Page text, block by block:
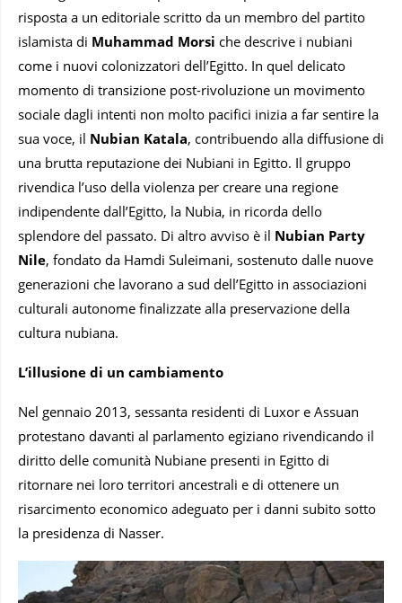
risposta a un editoriale scritto da un membro del partito
islamista di Muhammad Morsi che descrive i nubiani
come i nuovi colonizzatori dell’Egitto. In quel delicato
momento di transizione post-rivoluzione un movimento
sociale dagli intenti non molto pacifici inizia a far sentire la
sua voce, il Nubian Katala, contribuendo alla diffusione di
una brutta reputazione dei Nubiani in Egitto. Il gruppo
rivendica l’uso della violenza per creare una regione
indipendente dall’Egitto, la Nubia, in ricorda dello
splendore del passato. Di altro avviso è il Nubian Party
Nile, fondato da Hamdi Suleimani, sostenuto dalle nuove
generazioni che lavorano a sud dell’Egitto in associazioni
culturali autonome finalizzate alla preservazione della
cultura nubiana.
L’illusione di un cambiamento
Nel gennaio 2013, sessanta residenti di Luxor e Assuan
protestano davanti al parlamento egiziano rivendicando il
diritto delle comunità Nubiane presenti in Egitto di
ritornare nei loro territori ancestrali e di ottenere un
risarcimento economico adeguato per i danni subito sotto
la presidenza di Nasser.